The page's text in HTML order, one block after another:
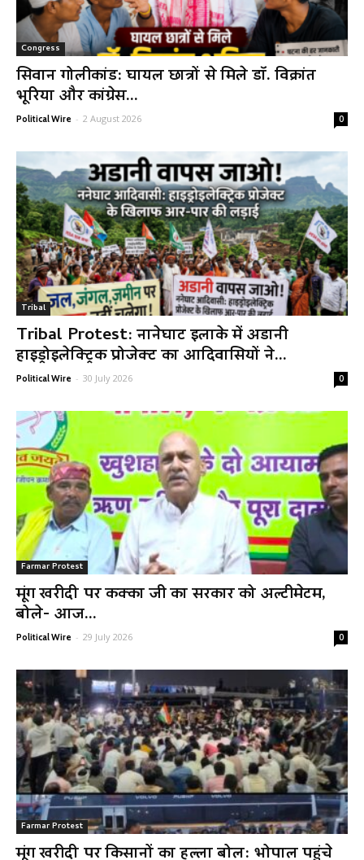
Congress
सिवान गोलीकांड: घायल छात्रों से मिले डॉ. विक्रांत
भूरिया और कांग्रेस...
Political Wire - 2 August 2026 0
Tribal
Tribal Protest: नानेघाट इलाके में अडानी
हाइड्रोइलेक्ट्रिक प्रोजेक्ट का आदिवासियों ने...
Political Wire - 30 July 2026 0
Farmar Protest
मूंग खरीदी पर कक्का जी का सरकार को अल्टीमेटम,
बोले- आज...
Political Wire - 29 July 2026 0
Farmar Protest
मूंग खरीदी पर किसानों का हल्ला बोल: भोपाल पहुंचे